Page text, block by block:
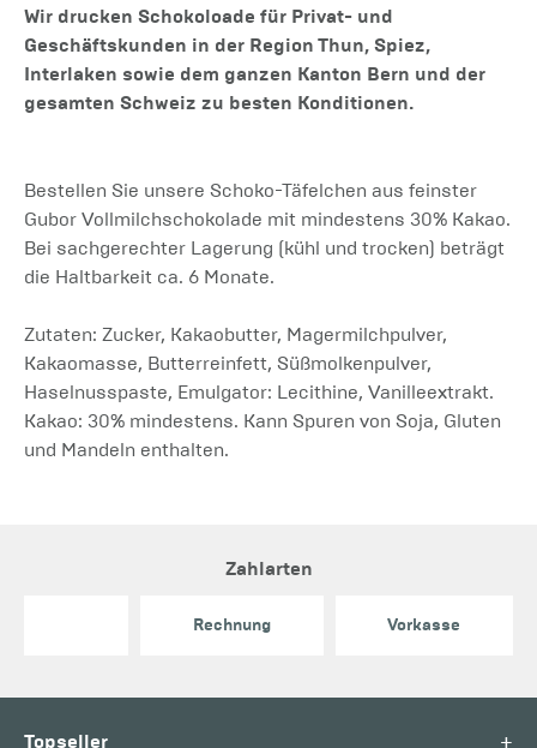
Wir drucken Schokoloade für Privat- und
Geschäftskunden in der Region Thun, Spiez,
Interlaken sowie dem ganzen Kanton Bern und der
gesamten Schweiz zu besten Konditionen.
Bestellen Sie unsere Schoko-Täfelchen aus feinster
Gubor Vollmilchschokolade mit mindestens 30% Kakao.
Bei sachgerechter Lagerung (kühl und trocken) beträgt
die Haltbarkeit ca. 6 Monate.
Zutaten: Zucker, Kakaobutter, Magermilchpulver,
Kakaomasse, Butterreinfett, Süßmolkenpulver,
Haselnusspaste, Emulgator: Lecithine, Vanilleextrakt.
Kakao: 30% mindestens. Kann Spuren von Soja, Gluten
und Mandeln enthalten.
Zahlarten
Rechnung Vorkasse
Topseller +